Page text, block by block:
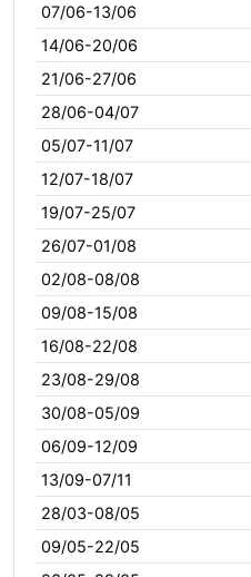
07/06-13/06
14/06-20/06
21/06-27/06
28/06-04/07
05/07-11/07
12/07-18/07
19/07-25/07
26/07-01/08
02/08-08/08
09/08-15/08
16/08-22/08
23/08-29/08
30/08-05/09
06/09-12/09
13/09-07/11
28/03-08/05
09/05-22/05